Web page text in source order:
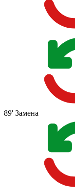
89' Замена